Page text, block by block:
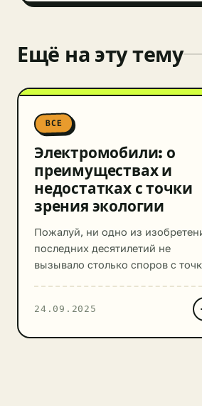
Ещё на эту тему
ВСЕ
Электромобили: о
преимуществах и
недостатках с точки
зрения экологии
Пожалуй, ни одно из
последних десятилетий не
вызывало столько споров с
стороны рост популярности
24.09.2025